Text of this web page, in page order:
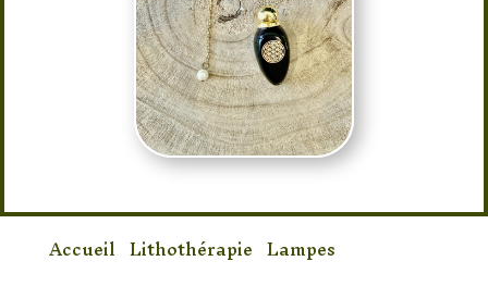
Accueil Lithothérapie Lampes